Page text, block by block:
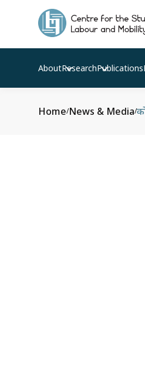
AboutResearchPublications
Home/News & Media/